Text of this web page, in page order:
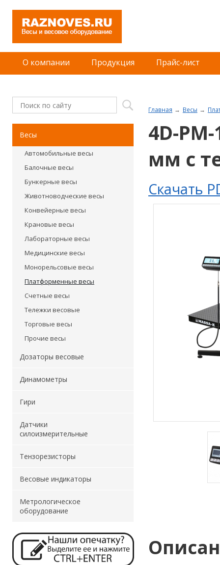
О компании Продукция Прайс-лист
Главная Весы
4D-
мм с
Скачать
Весы
Автомобильные весы
Балочные весы
Бункерные весы
Животноводческие весы
Конвейерные весы
Крановые весы
Лабораторные весы
Медицинские весы
Монорельсовые весы
Платформенные весы
Счетные весы
Тележки весовые
Торговые весы
Прочие весы
Дозаторы весовые
Динамометры
Гири
Датчики
силоизмерительные
Тензорезисторы
Весовые индикаторы
Метрологическое
оборудование